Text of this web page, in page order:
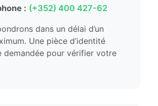
: (+352) 400 427-62
dans un délai d’un
Une pièce d’identité
demandée pour vérifier votre